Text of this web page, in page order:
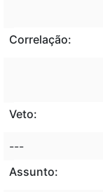
Correlação:
Veto:
---
Assunto: